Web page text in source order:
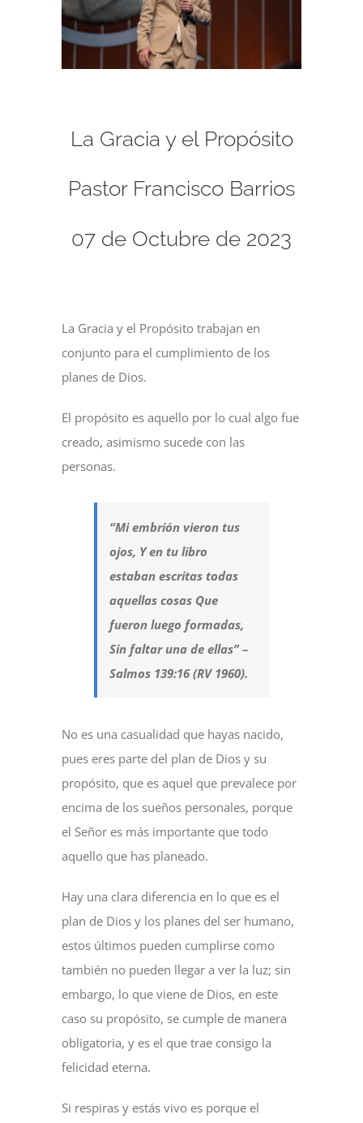
La Gracia y el Propósito
Pastor Francisco Barrios
07 de Octubre de 2023
La Gracia y el Propósito trabajan en
conjunto para el cumplimiento de los
planes de Dios.
El propósito es aquello por lo cual algo fue
creado, asimismo sucede con las
personas.
“Mi embrión vieron tus
ojos, Y en tu libro
estaban escritas todas
aquellas cosas Que
fueron luego formadas,
Sin faltar una de ellas” –
Salmos 139:16 (RV 1960).
No es una casualidad que hayas nacido,
pues eres parte del plan de Dios y su
propósito, que es aquel que prevalece por
encima de los sueños personales, porque
el Señor es más importante que todo
aquello que has planeado.
Hay una clara diferencia en lo que es el
plan de Dios y los planes del ser humano,
estos últimos pueden cumplirse como
también no pueden llegar a ver la luz; sin
embargo, lo que viene de Dios, en este
caso su propósito, se cumple de manera
obligatoria, y es el que trae consigo la
felicidad eterna.
Si respiras y estás vivo es porque el